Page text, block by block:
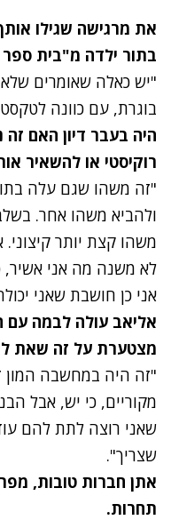
את מרגישה שגילו
בתור ילדה מ"בית
"יש כאלה שאומרים
בוגרת, עם כוונה
היה בעבר דיון האם זה
רוקיסטי או להשאיר
"זה משהו שגם עלה
ולהביא משהו אחר.
משהו קצת יותר
לא משנה מה אני אשיר,
אני כן חושבת שאני
אליאב עולה לבמה עם
מצטערת על זה שאת
"זה היה במחשבה המון
מקוריים, כי יש, אבל
שאני רוצה לתת להם
שצריך".
אתן חברות טובות,
תחרות.